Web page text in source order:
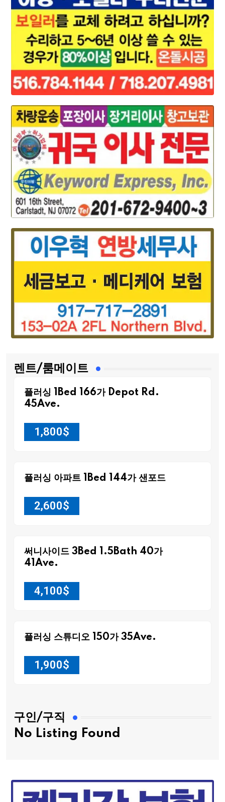
렌트/룸메이트
플러싱 1Bed 166가 Depot Rd.
45Ave.
1,800$
플러싱 아파트 1Bed 144가 샌포드
2,600$
써니사이드 3Bed 1.5Bath 40가
41Ave.
4,100$
플러싱 스튜디오 150가 35Ave.
1,900$
구인/구직
No Listing Found